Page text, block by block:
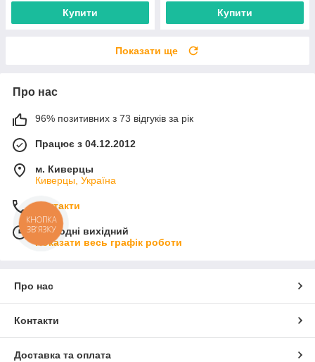
Купити Купити
Показати ще
Про нас
96% позитивних з 73 відгуків за рік
Працює з 04.12.2012
м. Киверцы
Киверцы, Україна
Контакти
Сьогодні вихідний
Показати весь графік роботи
Про нас
Контакти
Доставка та оплата
КНОПКА
ЗВ'ЯЗКУ